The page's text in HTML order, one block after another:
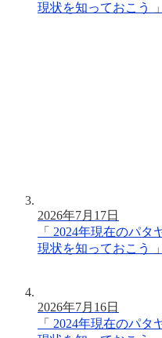
現状を知っておこう
2026年7月17日
「 2024年現在のパタ
現状を知っておこう
2026年7月16日
「 2024年現在のパタ